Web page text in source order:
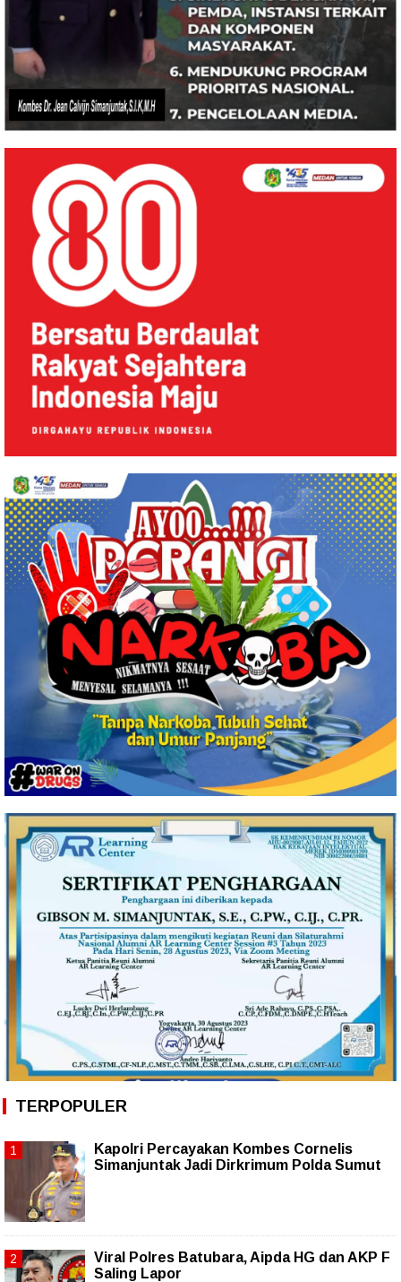
TERPOPULER
Kapolri Percayakan Kombes Cornelis
Simanjuntak Jadi Dirkrimum Polda Sumut
Viral Polres Batubara, Aipda HG dan AKP F
Saling Lapor